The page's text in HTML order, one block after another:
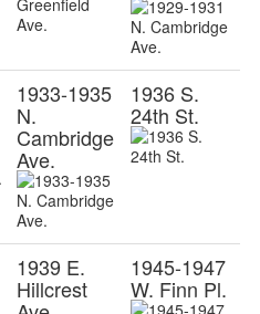
1933-1935
N.
Cambridge
Ave.
1936 S.
24th St.
1939 E.
Hillcrest
1945-1947
W. Finn Pl.